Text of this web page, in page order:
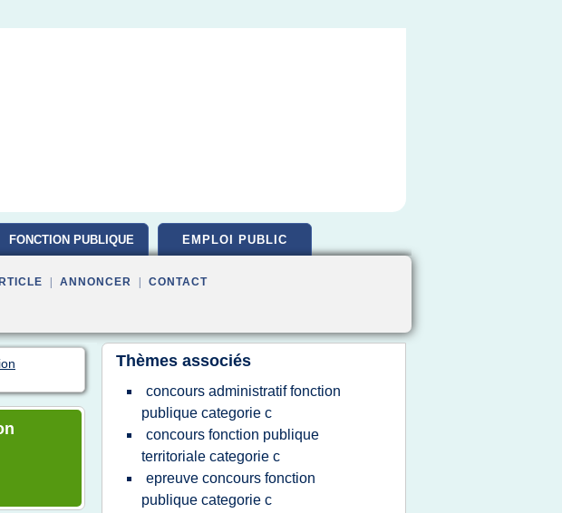
FONCTION PUBLIQUE EMPLOI PUBLIC
ANNONCER CONTACT
Thèmes associés
concours administratif fonction
publique categorie c
concours fonction publique
territoriale categorie c
epreuve concours fonction
publique categorie c